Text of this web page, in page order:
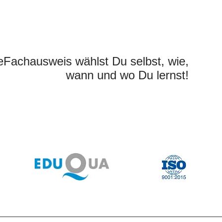
wählst Du selbst, wie,
wann und wo Du lernst!